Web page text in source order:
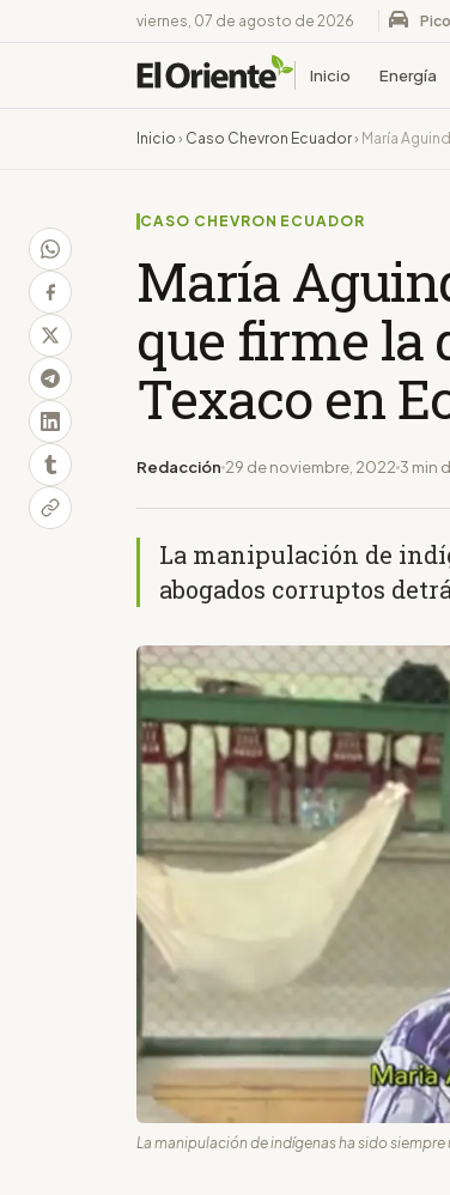
viernes, 07 de agosto de 2026
Inicio Energía
Inicio › Caso Chevron Ecuador› María
CASO CHEVRON ECUADOR
María
que firme la
Texaco en
Redacción 29 de noviembre, 20223 min
La manipulación de
abogados corruptos
La manipulación de indígenas ha sido